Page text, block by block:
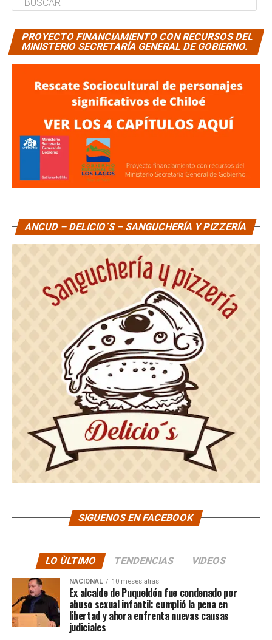
PROYECTO FINANCIAMIENTO CON RECURSOS DEL
MINISTERIO SECRETARÍA GENERAL DE GOBIERNO.
ANCUD – DELICIO´S – SANGUCHERÍA Y PIZZERÍA
SIGUENOS EN FACEBOOK
LO ÙLTIMO TENDENCIAS VIDEOS
NACIONAL 10 meses atras
Ex alcalde de Puqueldón fue condenado por
abuso sexual infantil: cumplió la pena en
libertad y ahora enfrenta nuevas causas
judiciales